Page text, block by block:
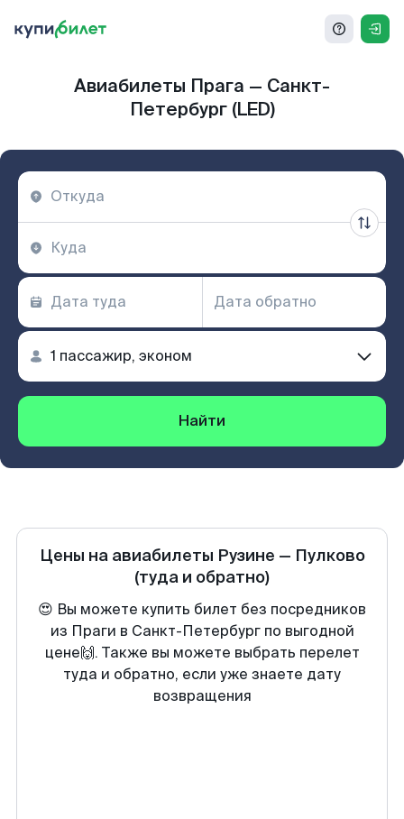
Авиабилеты Прага — Санкт-
Петербург (LED)
Найти
Цены на авиабилеты Рузине — Пулково
(туда и обратно)
😍 Вы можете купить билет без посредников
из Праги в Санкт-Петербург по выгодной
цене🙌. Также вы можете выбрать перелет
туда и обратно, если уже знаете дату
возвращения